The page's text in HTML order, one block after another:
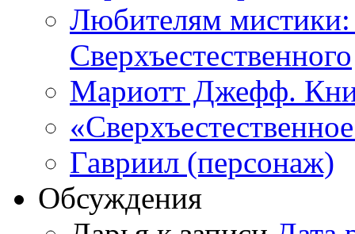
Любителям
Сверхъестественного
Мариотт Джефф.
Гавриил (персонаж)
Обсуждения